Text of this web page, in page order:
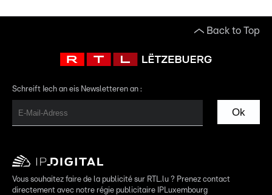
Back to Top
Schreift Iech an eis Newsletteren an :
Ok
Vous souhaitez faire de la publicité sur RTL.lu ? Prenez contact
directement avec notre régie publicitaire IPLuxembourg